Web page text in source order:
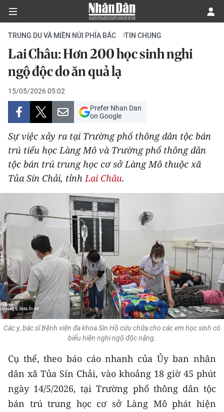
CHÍNH TRỊ
KINH TẾ
VĂN HÓA
XÃ HỘI
PHÁP LUẬT
THẾ GIỚI
THỂ THAO
GIÁO DỤC
Y TẾ
KHOA HỌC - CÔNG NGHỆ
MÔI TRƯỜNG
BẠN ĐỌC
KIỂM CHỨNG THÔNG TIN
TRI THỨC CHUYÊN SÂU
TRUNG DU VÀ MIỀN NÚI PHÍA BẮC TIN CHUNG
Lai Châu: Hơn 200 học sinh nghi
ngộ độc do ăn quả lạ
15/05/2026 05:02
Prefer Nhan Dan
on Google
Sự việc xảy ra tại Trường phổ thông dân tộc bán
trú tiểu học Làng Mô và Trường phổ thông dân
tộc bán trú trung học cơ sở Làng Mô thuộc xã
Tủa Sín Chải, tỉnhLai Châu.
Các y, bác sĩ Bệnh viện đa khoa Sìn Hồ cứu chữa cho các em học sinh có
biểu hiện nghi ngộ độc nặng.
Cụ thể, theo báo cáo nhanh của Ủy ban nhân
dân xã Tủa Sín Chải, vào khoảng 18 giờ 45 phút
ngày 14/5/2026, tại Trường phổ thông dân tộc
bán trú trung học cơ sở Làng Mô phát hiện